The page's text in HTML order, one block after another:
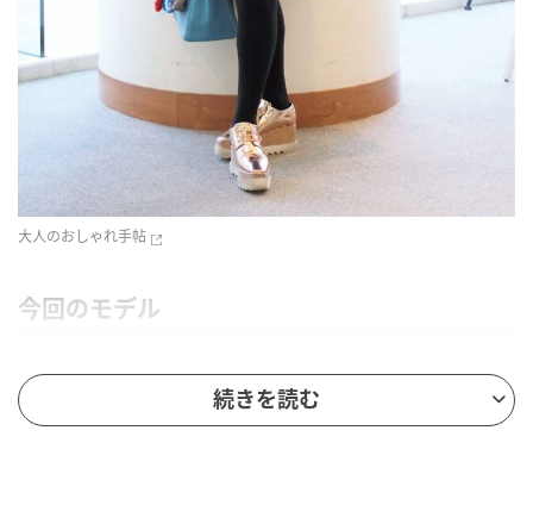
大人のおしゃれ手帖
今回のモデル
「ally shop」代表・デザイナー
YUKAKOさん（58歳）
続きを読む